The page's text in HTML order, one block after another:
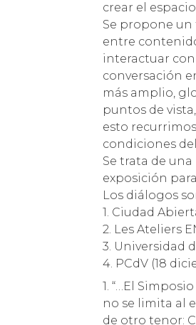
crear el
Se propone un
entre
interactuar con
conversación
más amplio,
puntos de
esto
condiciones
Se trata de
exposición
Los diálogos
1. Ciudad
2. Les Ateliers
3. Universidad
4. PCdV (18
1. “…El
no se limita al
de otro tenor: